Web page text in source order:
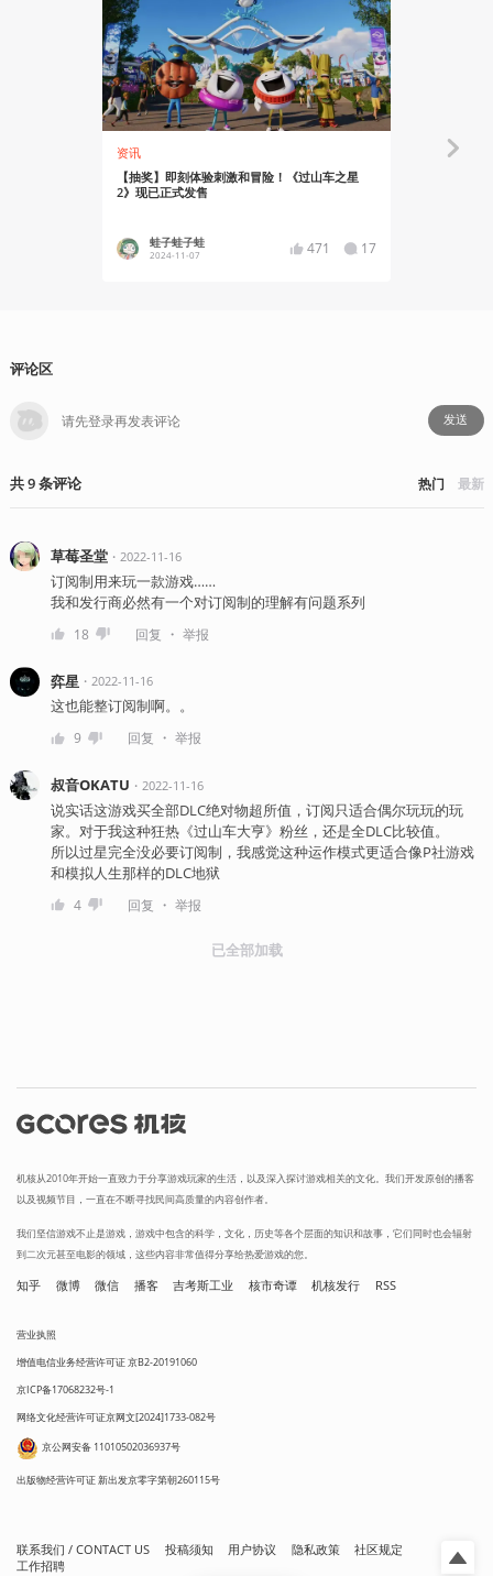
资讯
【抽奖】即刻体验刺激和冒险！《过山车之星
2》现已正式发售
蛙子蛙子蛙
2024-11-07 471 17
评论区
发送
共9条评论 热门 最新
草莓圣堂・ 2022-11-16
订阅制用来玩一款游戏……
我和发行商必然有一个对订阅制的理解有问题系列
18 回复 ・ 举报
弈星 ・ 2022-11-16
这也能整订阅制啊。。
9 回复 ・ 举报
叔音OKATU ・ 2022-11-16
说实话这游戏买全部DLC绝对物超所值，订阅只适合偶尔玩玩的玩
家。对于我这种狂热《过山车大亨》粉丝，还是全DLC比较值。
所以过星完全没必要订阅制，我感觉这种运作模式更适合像P社游戏
和模拟人生那样的DLC地狱
4 回复 ・ 举报
已全部加载
机核从2010年开始一直致力于分享游戏玩家的生活，以及深入探讨游戏相关的文化。我们开发原创的播客
以及视频节目，一直在不断寻找民间高质量的内容创作者。
我们坚信游戏不止是游戏，游戏中包含的科学，文化，历史等各个层面的知识和故事，它们同时也会辐射
到二次元甚至电影的领域，这些内容非常值得分享给热爱游戏的您。
知乎 微博 微信 播客 吉考斯工业 核市奇谭 机核发行 RSS
营业执照
增值电信业务经营许可证 京B2-20191060
京ICP备17068232号-1
网络文化经营许可证京网文[2024]1733-082号
京公网安备 11010502036937号
出版物经营许可证 新出发京零字第朝260115号
联系我们 / CONTACT US 投稿须知 用户协议 隐私政策
社区规定
工作招聘